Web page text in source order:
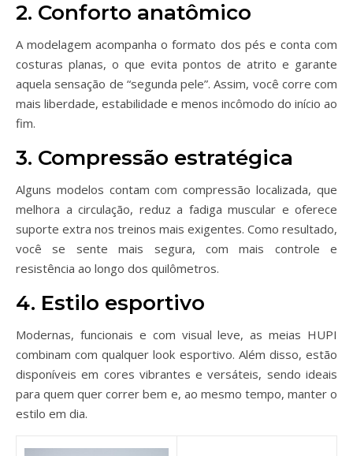
2. Conforto anatômico
A modelagem acompanha o formato dos pés e conta com
costuras planas, o que evita pontos de atrito e garante
aquela sensação de “segunda pele”. Assim, você corre com
mais liberdade, estabilidade e menos incômodo do início ao
fim.
3. Compressão estratégica
Alguns modelos contam com compressão localizada, que
melhora a circulação, reduz a fadiga muscular e oferece
suporte extra nos treinos mais exigentes. Como resultado,
você se sente mais segura, com mais controle e
resistência ao longo dos quilômetros.
4. Estilo esportivo
Modernas, funcionais e com visual leve, as meias HUPI
combinam com qualquer look esportivo. Além disso, estão
disponíveis em cores vibrantes e versáteis, sendo ideais
para quem quer correr bem e, ao mesmo tempo, manter o
estilo em dia.